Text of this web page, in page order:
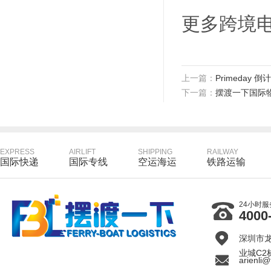
更多跨境
上一篇： Primeday 倒
下一篇： 摆渡一下国际
EXPRESS
国际快递
AIRLIFT
国际专线
SHIPPING
空运海运
RAILWAY
铁路运输
24小时服
深圳市
业城C2